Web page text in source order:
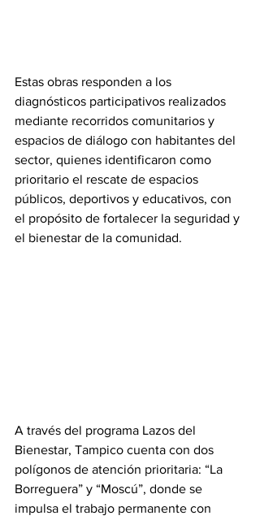
Estas obras responden a los
diagnósticos participativos realizados
mediante recorridos comunitarios y
espacios de diálogo con habitantes del
sector, quienes identificaron como
prioritario el rescate de espacios
públicos, deportivos y educativos, con
el propósito de fortalecer la seguridad y
el bienestar de la comunidad.
A través del programa Lazos del
Bienestar, Tampico cuenta con dos
polígonos de atención prioritaria: “La
Borreguera” y “Moscú”, donde se
impulsa el trabajo permanente con